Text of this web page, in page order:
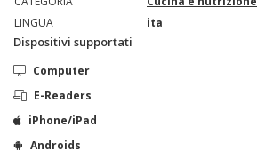
LINGUA
ita
Dispositivi supportati
Computer
E-Readers
iPhone/iPad
Androids